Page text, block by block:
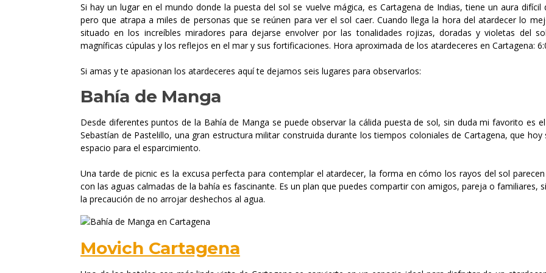
Si hay un lugar en el mundo donde la puesta del sol se vuelve mágica, es Cartagena de Indias, tiene un aura difícil
pero que atrapa a miles de personas que se reúnen para ver el sol caer. Cuando llega la hora del atardecer lo
situado en los increíbles miradores para dejarse envolver por las tonalidades rojizas, doradas y violetas del
magníficas cúpulas y los reflejos en el mar y sus fortificaciones. Hora aproximada de los atardeceres en Cartagena:
Si amas y te apasionan los atardeceres aquí te dejamos seis lugares para observarlos:
Bahía de Manga
Desde diferentes puntos de la Bahía de Manga se puede observar la cálida puesta de sol, sin duda mi favorito es
Sebastían de Pastelillo, una gran estructura militar construida durante los tiempos coloniales de Cartagena, que
espacio para el esparcimiento.
Una tarde de picnic es la excusa perfecta para contemplar el atardecer, la forma en cómo los rayos del sol
con las aguas calmadas de la bahía es fascinante. Es un plan que puedes compartir con amigos, pareja o familiares,
la precaución de no arrojar deshechos al agua.
Movich Cartagena